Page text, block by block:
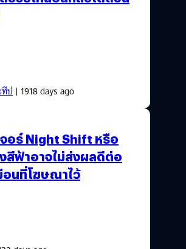
ป| 1918 days ago
อร์ Night Shift หรือ
สีฟ้าอาจไม่ส่งผลดีต่อ
อนที่โฆษณาไว้